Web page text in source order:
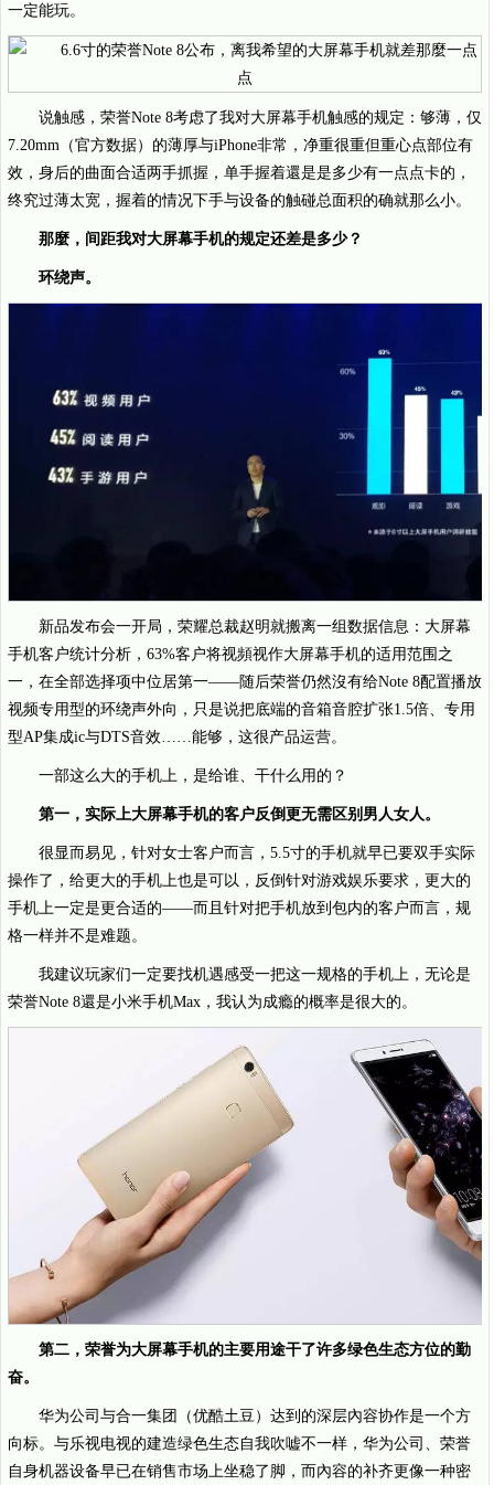
一定能玩。
说触感，荣誉Note 8考虑了我对大屏幕手机触感的规定：够薄，仅
7.20mm（官方数据）的薄厚与iPhone非常，净重很重但重心点部位有
效，身后的曲面合适两手抓握，单手握着還是是多少有一点点卡的，
终究过薄太宽，握着的情况下手与设备的触碰总面积的确就那么小。
那麼，间距我对大屏幕手机的规定还差是多少？
环绕声。
新品发布会一开局，荣耀总裁赵明就搬离一组数据信息：大屏幕
手机客户统计分析，63%客户将视頻视作大屏幕手机的适用范围之
一，在全部选择项中位居第一——随后荣誉仍然沒有给Note 8配置播放
视频专用型的环绕声外向，只是说把底端的音箱音腔扩张1.5倍、专用
型AP集成ic与DTS音效……能够，这很产品运营。
一部这么大的手机上，是给谁、干什么用的？
第一，实际上大屏幕手机的客户反倒更无需区别男人女人。
很显而易见，针对女士客户而言，5.5寸的手机就早已要双手实际
操作了，给更大的手机上也是可以，反倒针对游戏娱乐要求，更大的
手机上一定是更合适的——而且针对把手机放到包内的客户而言，规
格一样并不是难题。
我建议玩家们一定要找机遇感受一把这一规格的手机上，无论是
荣誉Note 8還是小米手机Max，我认为成瘾的概率是很大的。
第二，荣誉为大屏幕手机的主要用途干了许多绿色生态方位的勤
奋。
华为公司与合一集团（优酷土豆）达到的深层內容协作是一个方
向标。与乐视电视的建造绿色生态自我吹嘘不一样，华为公司、荣誉
自身机器设备早已在销售市场上坐稳了脚，而內容的补齐更像一种密